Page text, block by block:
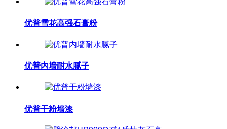
优普雪花高强石膏粉
优普内墙耐水腻子
优普干粉墙漆